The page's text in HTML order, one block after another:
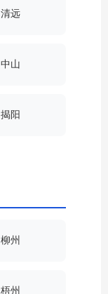
清远
中山
揭阳
柳州
梧州